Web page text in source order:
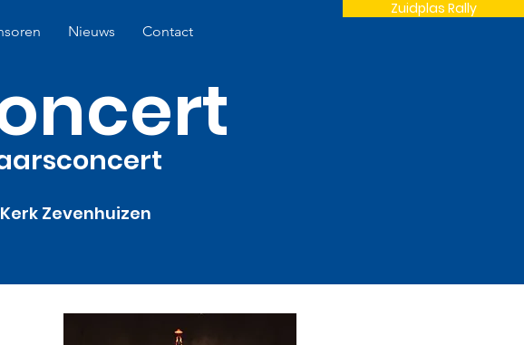
Zuidplas Rally
Nieuws Contact
Kerk Zevenhuizen